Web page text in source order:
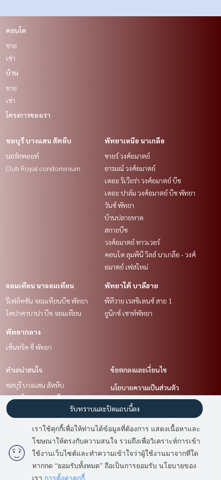
คอนโด
ขาย
เช่า
บ้าน
ขาย
เช่า
โครงการของเรา
ชลบุรี บางแสน สัตหีบ
นอร์ทพอยท์
Club Royal condominium
พัทยาเหนือ นาเกลือ
ซายร์ วงศ์อมาตย์
อารมณ์ วงศ์อมาตย์
เดอะ ริเวียร่า วงศ์อมาตย์ บีช
เดอะ ปาล์ม วงศ์อมาตย์ บีช พัทยา
วันซ์ พัทยา
บ้านปลายหาด
สกายบีช
วงศ์อมาตย์ ทาวเวอร์
คอนโด ลุมพินี วิลล์ นาเกลือ - วงศ์
อมาตย์ เฟสใหม่
จอมเทียน นาจอมเทียน
รีเฟล็คชัน จอมเทียนบีช พัทยา
โคปาคาบาน่า บีช จอมเทียน
พัทยาใต้ บาลีฮาย
พีทีวาย เรสซิเดนซ์ สาย 1
ยูนิกซ์ เซาท์พัทยา
พัทยากลาง
เซ็นทริค ซี พัทยา
ทำเลน่าสนใจ
ชลบุรี บางแสน สัตหีบ
จอมเทียน นาจอมเทียน
พัทยาใต้ บาลีฮาย
พัทยากลาง
ข้อตกลงและเงื่อนไข
นโยบายความเป็นส่วนตัว
เกี่ยวกับเรา
วิธีการฝากขาย-เช่า
ติดต่อ
เราใช้คุกกี้เพื่อให้ท่านได้ข้อมูลที่ต้องการ แสดงเนื้อหาและ
โฆษณาให้ตรงกับความสนใจ รวมถึงเพื่อวิเคราะห์การเข้า
ใช้งานเว็บไซต์และทำความเข้าใจว่าผู้ใช้งานมาจากที่ใด
หากกด “ยอมรับทั้งหมด” ถือเป็นการยอมรับ นโยบายของ
เรา การตั้งค่าคุกกี้
รับทราบและปิดแถบนี้ลง